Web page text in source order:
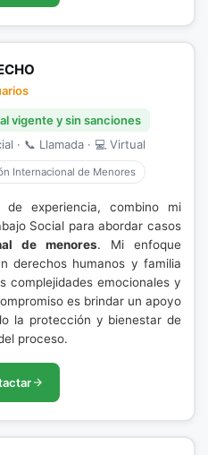
vigente y sin sanciones
· 📞 Llamada · 💻 Virtual
Internacional de Menores
experiencia, combino mi
Social para abordar casos
de menores. Mi enfoque
derechos humanos y familia
complejidades emocionales y
es brindar un apoyo
la protección y bienestar de
proceso.